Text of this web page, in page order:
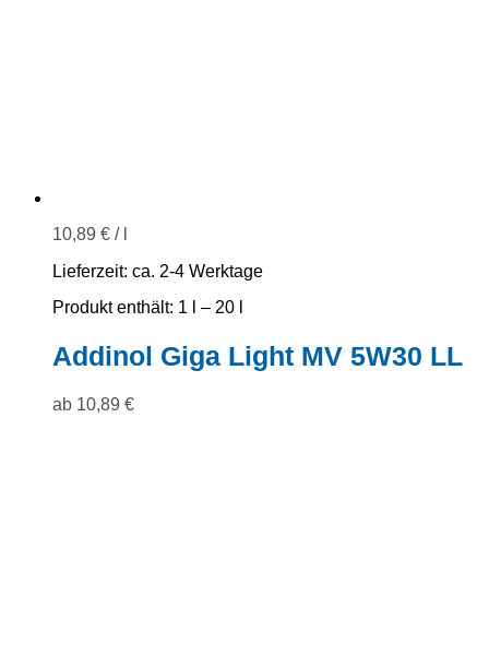
10,89 € /
Lieferzeit: ca. 2-4 Werktage
Produkt enthält: 1
– 20
Addinol Giga Light MV 5W30 LL
ab 10,89 €